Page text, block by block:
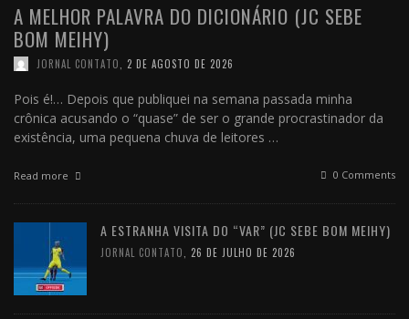
A MELHOR PALAVRA DO DICIONÁRIO (JC SEBE
BOM MEIHY)
JORNAL CONTATO 2 DE AGOSTO DE 2026
Pois é!… Depois que publiquei na semana passada minha
crônica acusando o “quase” de ser o grande procrastinador da
existência, uma pequena chuva de leitores …
Read more 0 Comments
A ESTRANHA VISITA DO “VAR” (JC SEBE BOM MEIHY)
JORNAL CONTATO 26 DE JULHO DE 2026